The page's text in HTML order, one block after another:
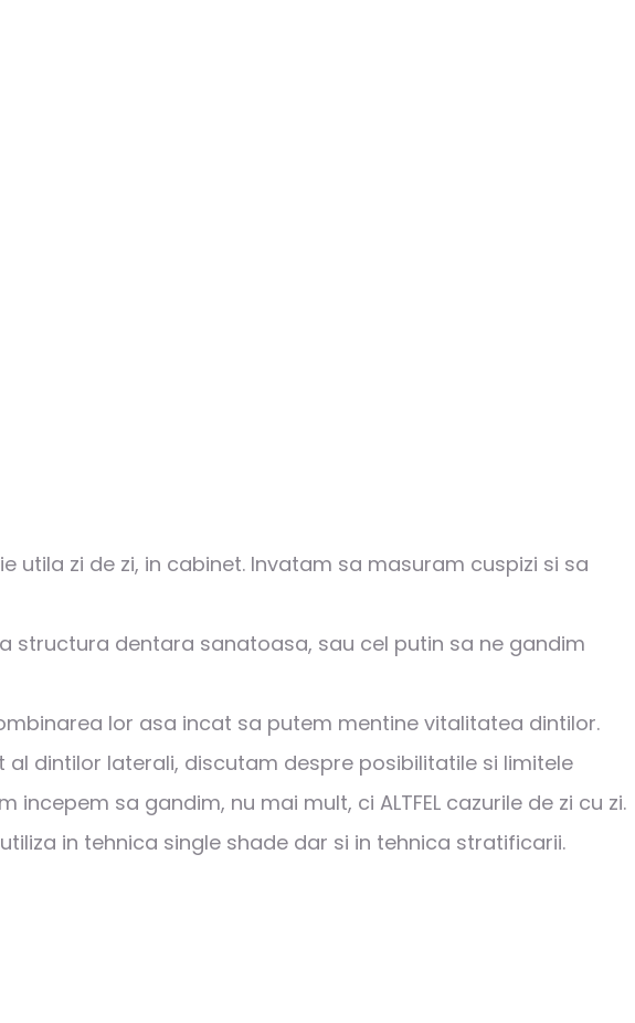
zi de zi, in cabinet. Invatam sa masuram cuspizi si sa
dentara sanatoasa, sau cel putin sa ne gandim
lor asa incat sa putem mentine vitalitatea dintilor.
dintilor laterali, discutam despre posibilitatile si limitele
sa gandim, nu mai mult, ci ALTFEL cazurile de zi cu zi.
in tehnica single shade dar si in tehnica stratificarii.